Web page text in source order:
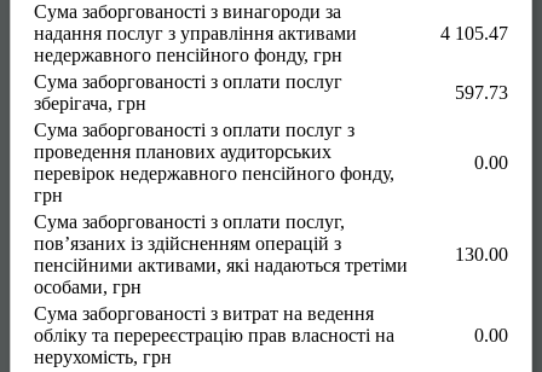
Сума заборгованості з винагороди за
надання послуг з управління активами
недержавного пенсійного фонду, грн
4 105.47
Сума заборгованості з оплати послуг
зберігача, грн
597.73
Сума заборгованості з оплати послуг з
проведення планових аудиторських
перевірок недержавного пенсійного фонду,
грн
0.00
Сума заборгованості з оплати послуг,
пов’язаних із здійсненням операцій з
пенсійними активами, які надаються третіми
особами, грн
130.00
Сума заборгованості з витрат на ведення
обліку та перереєстрацію прав власності на
нерухомість, грн
0.00